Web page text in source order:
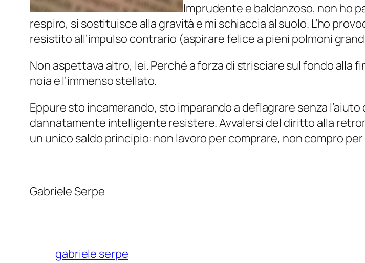
Imprudente e baldanzoso, non ho
respiro, si sostituisce alla gravità e mi schiaccia al suolo. L’ho
resistito all’impulso contrario (aspirare felice a pieni polmoni
Non aspettava altro, lei. Perché a forza di strisciare sul fondo alla
noia e l’immenso stellato.
Eppure sto incamerando, sto imparando a deflagrare senza
dannatamente intelligente resistere. Avvalersi del diritto alla
un unico saldo principio: non lavoro per comprare, non compro
Gabriele Serpe
gabriele serpe